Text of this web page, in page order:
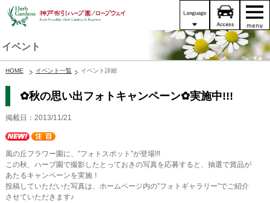
イベント
HOME イベント一覧 イベント詳細
✿秋の思い出フォトキャンペーン✿実施中!!!
掲載日：2013/11/21
風の丘フラワー園に、”フォトスポット”が登場!!!
この秋、ハーブ園で撮影したとっておきの写真を応募すると、抽選で賞品が
あたるキャンペーンを実施！
投稿していただいた写真は、ホームページ内の”フォトギャラリー”でご紹介
させていただきます♪